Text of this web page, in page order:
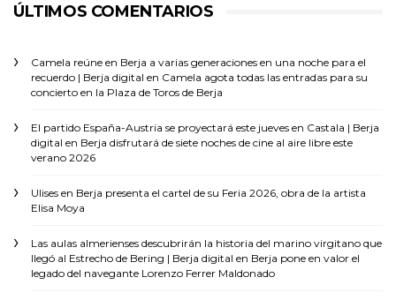
ÚLTIMOS COMENTARIOS
Camela reúne en Berja a varias generaciones en una noche para el
recuerdo | Berja digital en Camela agota todas las entradas para su
concierto en la Plaza de Toros de Berja
El partido España-Austria se proyectará este jueves en Castala | Berja
digital en Berja disfrutará de siete noches de cine al aire libre este
verano 2026
Ulises en Berja presenta el cartel de su Feria 2026, obra de la artista
Elisa Moya
Las aulas almerienses descubrirán la historia del marino virgitano que
llegó al Estrecho de Bering | Berja digital en Berja pone en valor el
legado del navegante Lorenzo Ferrer Maldonado